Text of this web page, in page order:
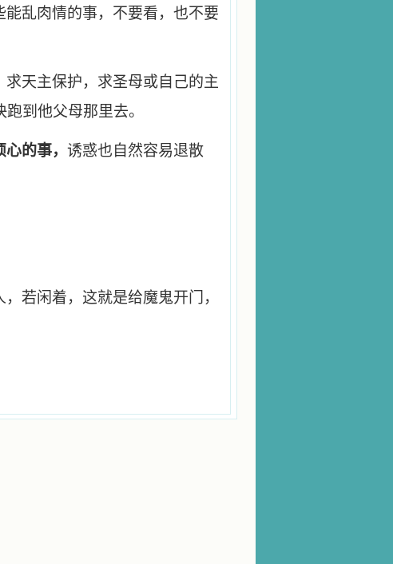
能乱肉情的事，不要看，也不要
求天主保护，求圣母或自己的主
到他父母那里去。
的事， 诱惑也自然容易退散
，若闲着，这就是给魔鬼开门，